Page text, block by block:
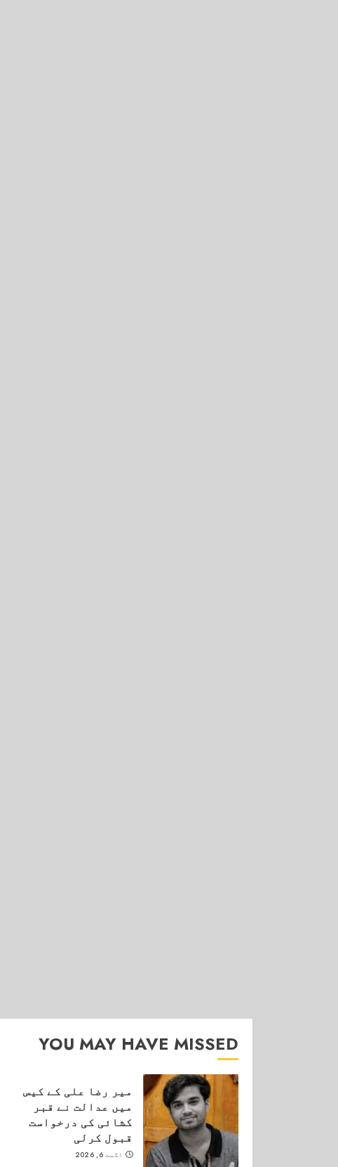
YOU MAY HAVE MISSED
میر رضا علی کے کیس
میں عدالت نے قبر
کشائی کی درخواست
قبول کرلی
اگست 6, 2026